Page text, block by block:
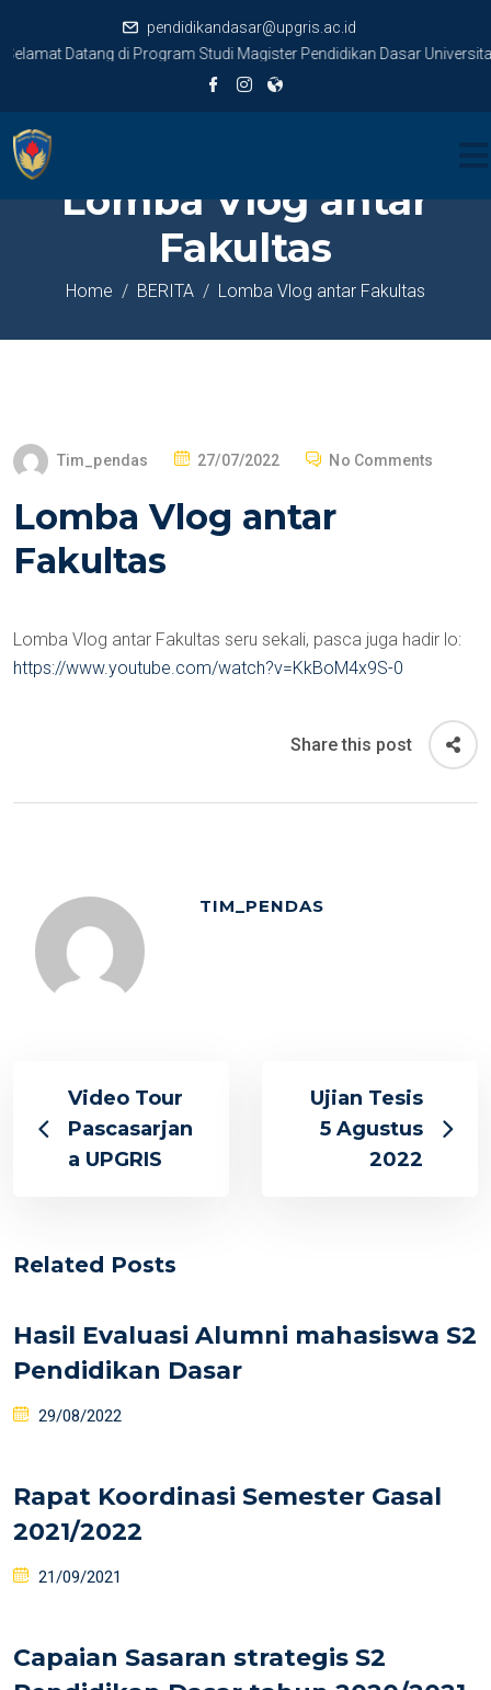
pendidikandasar@upgris.ac.id
Datang di Program Studi Magister Pendidikan Dasar Universitas
Lomba Vlog antar
Fakultas
Home BERITA Lomba Vlog antar Fakultas
Tim_pendas 27/07/2022 No Comments
Lomba Vlog antar
Fakultas
Lomba Vlog antar Fakultas seru sekali, pasca juga hadir lo:
https://www.youtube.com/watch?v=KkBoM4x9S-0
Share this post
TIM_PENDAS
Video Tour
Pascasarjan
a UPGRIS
Ujian Tesis
5 Agustus
2022
Related Posts
Hasil Evaluasi Alumni mahasiswa S2
Pendidikan Dasar
29/08/2022
Rapat Koordinasi Semester Gasal
2021/2022
21/09/2021
Capaian Sasaran strategis S2